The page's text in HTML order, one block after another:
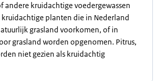
andere kruidachtige voedergewassen
kruidachtige planten die in Nederland
grasland voorkomen, of in
grasland worden opgenomen. Pitrus,
niet gezien als kruidachtig